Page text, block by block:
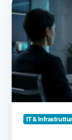
di
Windows
Protected
Print
Mode
influisce
tutti
gli
utentiIT &